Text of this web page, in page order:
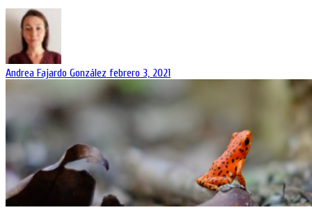
Andrea Fajardo González febrero 3, 2021